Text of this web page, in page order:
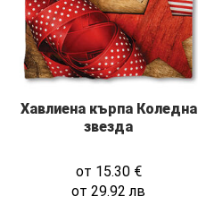
Хавлиена кърпа Коледна
звезда
от 15.30 €
от29.92лв